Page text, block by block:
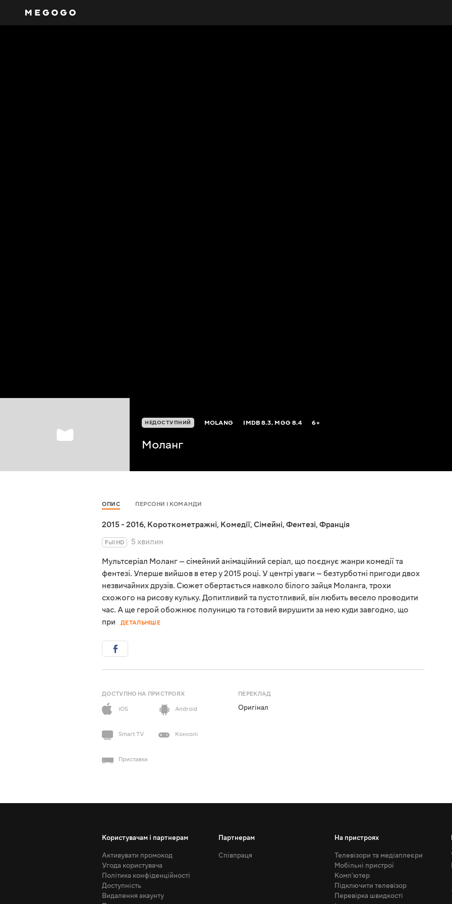
НЕДОСТУПНИЙ MOLANG IMDB8.3, MGG8.4 6+
Моланг
ОПИС ПЕРСОНИ І КОМАНДИ
2015 - 2016, Короткометражні, Комедії, Сімейні, Фентезі, Франція
Full HD
5 хвилин
Мультсеріал Моланг — сімейний анімаційний серіал, що поєднує жанри комедії та
фентезі. Уперше вийшов в етер у 2015 році. У центрі уваги — безтурботні пригоди двох
незвичайних друзів. Сюжет обертається навколо білого зайця Моланга, трохи
схожого на рисову кульку. Допитливий та пустотливий, він любить весело проводити
час. А ще герой обожнює полуницю та готовий вирушити за нею куди завгодно, що
при
ДЕТАЛЬНІШЕ
ДОСТУПНО НА ПРИСТРОЯХ
iOS
Android
Smart TV Консолі
Приставки
ПЕРЕКЛАД
Оригінал
Користувачам і партнерам
Активувати промокод
Угода користувача
Політика конфіденційності
Доступність
Видалення акаунту
Партнерам
Співпраця
На пристроях
Телевізори та медіаплеєри
Мобільні пристрої
Комп'ютер
Підключити телевізор
Перевірка швидкості